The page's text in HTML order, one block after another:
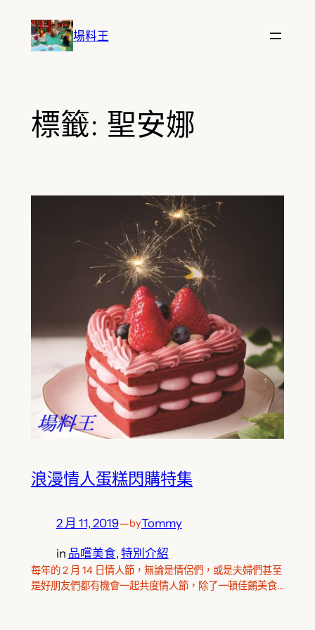
場料王
標籤: 聖安娜
浪漫情人蛋糕閃購特集
2 月 11, 2019—byTommy
in 品嚐美食, 特別介紹
每年的 2 月 14 日情人節，無論是情侶們，或是夫婦們甚至
是好朋友們都有機會一起共度情人節，除了一頓佳餚美食…